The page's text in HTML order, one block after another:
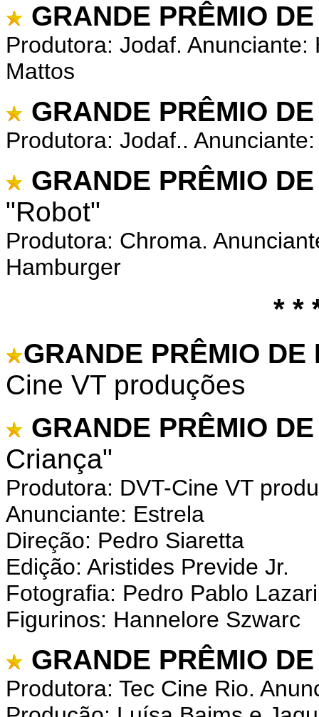
GRANDE PRÊMIO
Produtora: Jodaf.
Mattos
GRANDE PRÊMIO
Produtora: Jodaf..
GRANDE PRÊMIO
"Robot"
Produtora: Chroma.
Hamburger
* *
GRANDE PRÊMIO
Cine VT produções
GRANDE PRÊMIO
Criança"
Produtora: DVT-Cine VT
Anunciante: Estrela
Direção: Pedro Siaretta
Edição: Aristides Previde Jr.
Fotografia: Pedro Pablo
Figurinos: Hannelore Szwarc
GRANDE PRÊMIO
Produtora: Tec Cine Rio.